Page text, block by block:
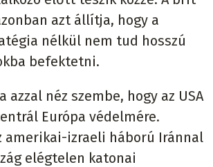
azt állítja, hogy a
nélkül nem tud hosszú
befektetni.
azzal néz szembe, hogy az USA
Európa védelmére.
amerikai-izraeli háború Iránnal
elégtelen katonai